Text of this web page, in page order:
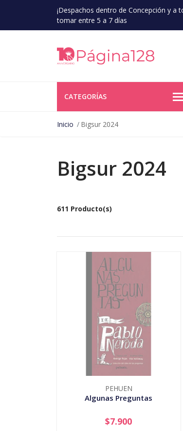
¡Despachos dentro de Concepción y a
tomar entre 5 a 7 días
CATEGORÍAS
Inicio Bigsur 2024
Bigsur 2024
611 Producto(s)
PEHUEN
Algunas Preguntas
AGOTADO
$7.900